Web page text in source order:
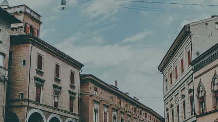
法律顾问（BCN LEX）
房地产投资
企业并购和投资
洞察（BLOG）
联系我们